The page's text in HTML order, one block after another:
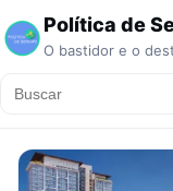
Política de
O bastidor e o